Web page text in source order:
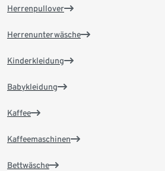
Herrenpullover
Herrenunterwäsche
Kinderkleidung
Babykleidung
Kaffee
Kaffeemaschinen
Bettwäsche